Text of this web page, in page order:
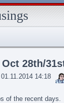
Skip
28th/
14:18
of the recent days.